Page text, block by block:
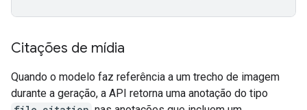
Citações de mídia
Quando o modelo faz referência a um trecho de imagem
durante a geração, a API retorna uma anotação do tipo